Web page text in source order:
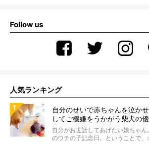
Follow us
人気ランキング
自分のせいで赤ちゃんを泣か
してご機嫌をうかがう柴犬の
画】
自分がお世話してあげたい娘ちゃ
のウチの子記念日。ということで